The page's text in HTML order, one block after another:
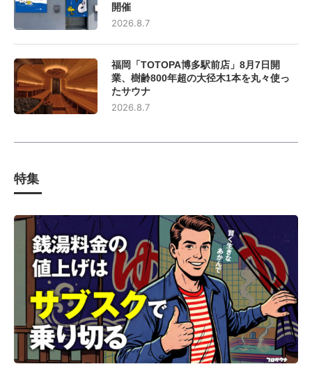
開催
2026.8.7
福岡「TOTOPA博多駅前店」8月7日開
業、樹齢800年超の大径木1本を丸々使っ
たサウナ
2026.8.7
特集